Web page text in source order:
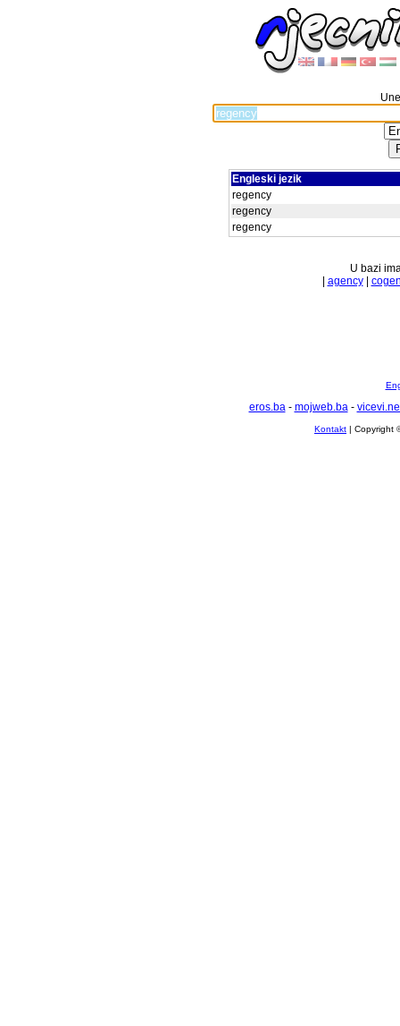
Engleski jezik
regency
regency
regency
U bazi
agency|
eros.ba- mojweb.ba-
Kontakt | Copyright